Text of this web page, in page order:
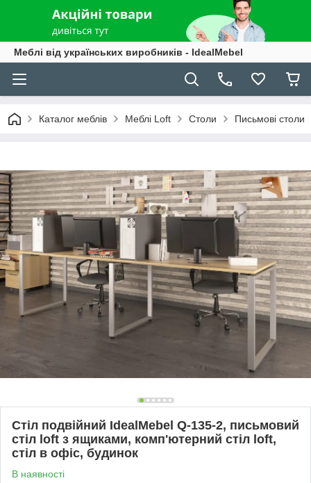
Меблі від українських виробників - IdealMebel
Каталог меблів Меблі Loft Столи Письмові столи
Стіл подвійний IdealMebel Q-135-2, письмовий
стіл loft з ящиками, комп'ютерний стіл loft,
стіл в офіс, будинок
В наявності